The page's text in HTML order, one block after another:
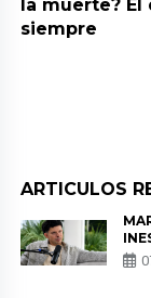
la muerte?
siempre
ARTICULOS